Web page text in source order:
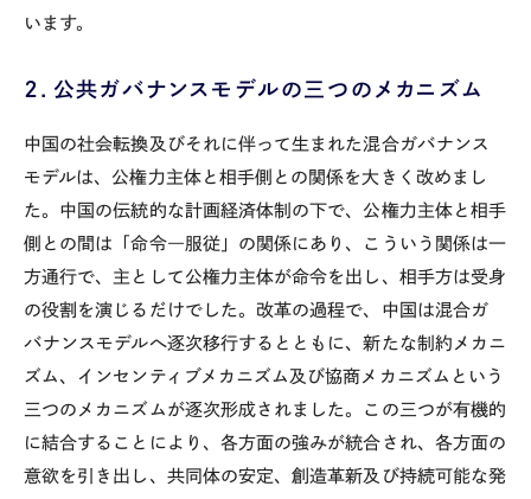
います。
２．公共ガバナンスモデルの三つのメカニズム
中国の社会転換及びそれに伴って生まれた混合ガバナンス
モデルは、公権力主体と相手側との関係を大きく改めまし
た。中国の伝統的な計画経済体制の下で、公権力主体と相手
側との間は「命令―服従」の関係にあり、こういう関係は一
方通行で、主として公権力主体が命令を出し、相手方は受身
の役割を演じるだけでした。改革の過程で、中国は混合ガ
バナンスモデルへ逐次移行するとともに、新たな制約メカニ
ズム、インセンティブメカニズム及び協商メカニズムという
三つのメカニズムが逐次形成されました。この三つが有機的
に結合することにより、各方面の強みが統合され、各方面の
意欲を引き出し、共同体の安定、創造革新及び持続可能な発